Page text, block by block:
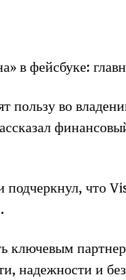
в фейсбуке:
пользу во
что
ключевым
надежности и